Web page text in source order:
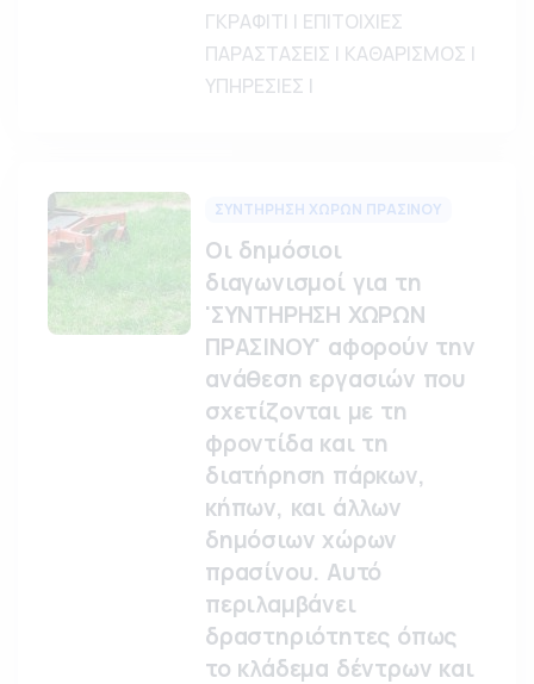
ΓΚΡΑΦΙΤΙ | ΕΠΙΤΟΙΧΙΕΣ
ΠΑΡΑΣΤΑΣΕΙΣ | ΚΑΘΑΡΙΣΜΟΣ |
ΥΠΗΡΕΣΙΕΣ |
ΣΥΝΤΗΡΗΣΗ ΧΩΡΩΝ ΠΡΑΣΙΝΟΥ
Οι δημόσιοι
διαγωνισμοί για τη
'ΣΥΝΤΗΡΗΣΗ ΧΩΡΩΝ
ΠΡΑΣΙΝΟΥ' αφορούν την
ανάθεση εργασιών που
σχετίζονται με τη
φροντίδα και τη
διατήρηση πάρκων,
κήπων, και άλλων
δημόσιων χώρων
πρασίνου. Αυτό
περιλαμβάνει
δραστηριότητες όπως
το κλάδεμα δέντρων και